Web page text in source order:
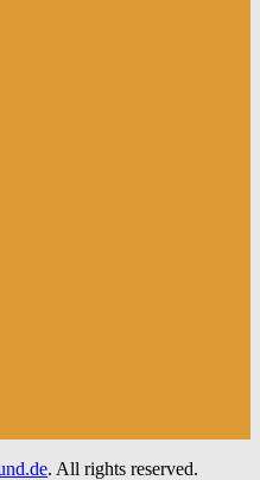
. All rights reserved.